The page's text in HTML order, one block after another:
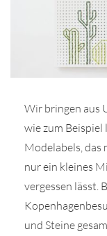
Wir bringen aus
wie zum
Modelabels, das
nur ein kleines
vergessen lässt.
und Steine